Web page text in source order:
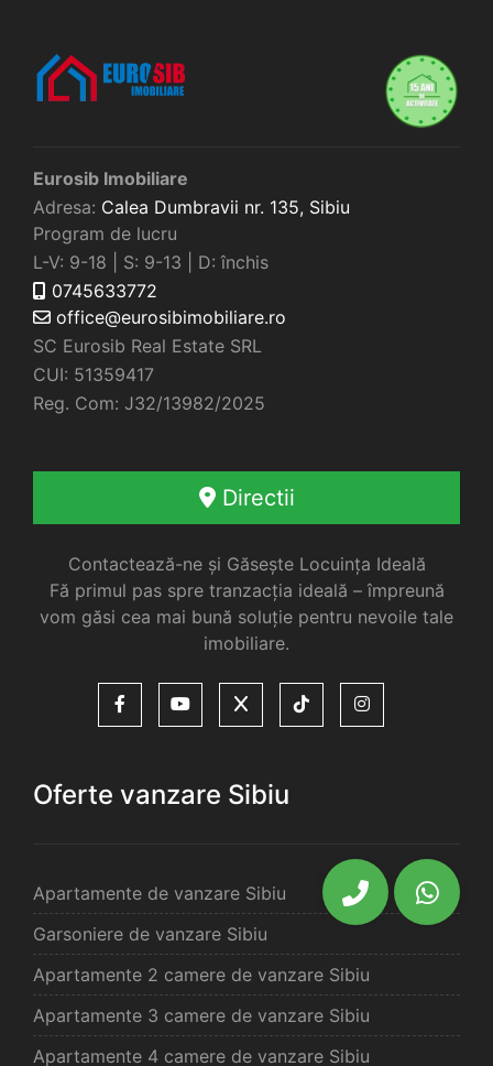
Eurosib Imobiliare
Adresa: Calea Dumbravii nr. 135, Sibiu
Program de lucru
L-V: 9-18 | S: 9-13 | D: închis
0745633772
office@eurosibimobiliare.ro
SC Eurosib Real Estate SRL
CUI: 51359417
Reg. Com: J32/13982/2025
Directii
Contactează-ne și Găsește Locuința Ideală
Fă primul pas spre tranzacția ideală – împreună
vom găsi cea mai bună soluție pentru nevoile tale
imobiliare.
Oferte vanzare Sibiu
Apartamente de vanzare Sibiu
Garsoniere de vanzare Sibiu
Apartamente 2 camere de vanzare Sibiu
Apartamente 3 camere de vanzare Sibiu
Apartamente 4 camere de vanzare Sibiu